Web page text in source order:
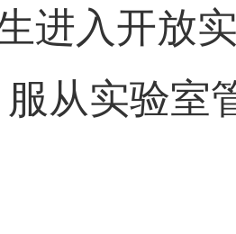
进入开放
从实验室